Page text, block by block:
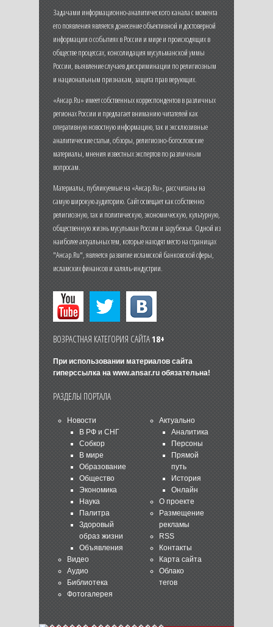
Задачами информационно-аналитического канала с момента
его появления является донесение объективной и достоверной
информации о событиях в России и мире и происходящих в
обществе процессах, консолидация мусульманской уммы
России, выявление случаев дискриминации по религиозным
и национальным признакам, защита прав верующих.
«Ансар.Ru» имеет собственных корреспондентов в различных
регионах России и предлагает вниманию читателей как
оперативную новостную информацию, так и эксклюзивные
аналитические статьи, обзоры, религиозно-богословские
материалы, мнения известных экспертов по различным
вопросам.
Материалы, публикуемые на «Ансар.Ru», рассчитаны на
самую широкую аудиторию. Сайт освещает как собственно
религиозную, так и политическую, экономическую, культурную,
общественную жизнь мусульман России и зарубежья. Одной из
наиболее актуальных тем, которые находят место на страницах
"Ансар.Ru", является развитие исламской банковской сферы,
исламских финансов и халяль-индустрии.
ВОЗРАСТНАЯ КАТЕГОРИЯ САЙТА18+
При использовании материалов сайта
гиперссылка на www.ansar.ruобязательна!
РАЗДЕЛЫ ПОРТАЛА
Новости
В РФ и СНГ
Собкор
В мире
Образование
Общество
Экономика
Наука
Палитра
Здоровый
образ жизни
Объявления
Видео
Аудио
Библиотека
Фотогалерея
Актуально
Аналитика
Персоны
Прямой
путь
История
Онлайн
О проекте
Размещение
рекламы
RSS
Контакты
Карта сайта
Облако
тегов